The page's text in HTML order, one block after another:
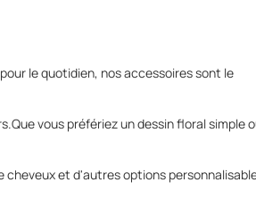
le quotidien, nos accessoires sont le
vous préfériez un dessin floral simple
cheveux et d'autres options